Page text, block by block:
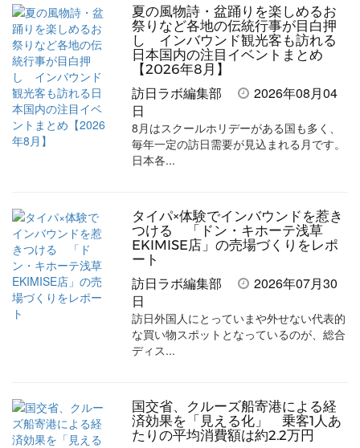
加
夏の風物詩・盆踊りを楽しめるお
祭りなど各地の伝統行事が目白押
し インバウンド観光客も訪れる
日本国内の注目イベントまとめ
【2026年8月】
訪日ラボ編集部
2026年08月04
日
8月はスクールホリデーがある国も多く、
毎年一定の訪日需要が見込まれる月です。
日本各...
タイパ×体験でインバウンドを惹き
つける 「ドン・キホーテ浅草
EKIMISE店」の売場づくりをレポ
ート
訪日ラボ編集部
2026年07月30
日
訪日外国人にとっていまや外せない代表的
な買い物スポットとなっているのが、総合
ディス...
国交省、クルーズ船寄港による経
済効果を「見える化」 乗客1人あ
たりの平均消費額は約2.2万円